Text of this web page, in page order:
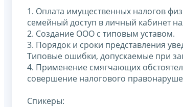
1. Оплата имущественных налогов
семейный доступ в личный кабинет
2. Создание ООО с типовым уставом.
3. Порядок и сроки представления
Типовые ошибки, допускаемые при
4. Применение смягчающих
совершение налогового
Спикеры: